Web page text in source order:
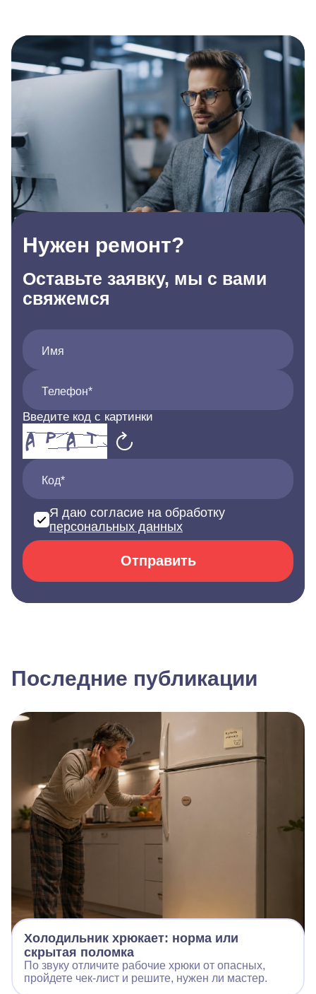
Нужен ремонт?
Оставьте заявку, мы с вами
свяжемся
Имя
Телефон*
Введите код с картинки
Код*
Я даю согласие на обработку
персональных данных
Отправить
Последние публикации
Холодильник хрюкает: норма или
скрытая поломка
По звуку отличите рабочие хрюки от опасных,
пройдете чек‑лист и решите, нужен ли мастер.